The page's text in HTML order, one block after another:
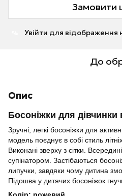
Замовити
Увійти для відображення
До
Опис
Босоніжки для дівчинки
Зручні, легкі босоніжки для
модель поєднує в собі стиль
Виконані зверху з сітки.
супінатором. Застібаються
липучки, завдяки чому дитина
Підошва у дитячих босоніжок